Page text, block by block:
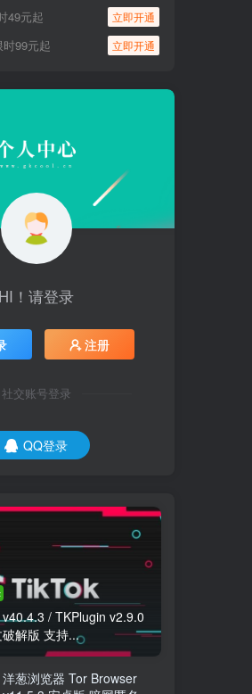
49元起 立即开通
99元起 立即开通
HI！请登录
注册
社交账号登录
QQ登录
/ TKPlugin v2.9.0
解版 支持...
洋葱浏览器 Tor Browser